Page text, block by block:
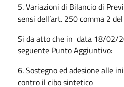
5. Variazioni di Bilancio di
sensi dell’art. 250 comma 2 del
Si da atto che in data 18/02/
seguente Punto Aggiuntivo:
6. Sostegno ed adesione alle
contro il cibo sintetico